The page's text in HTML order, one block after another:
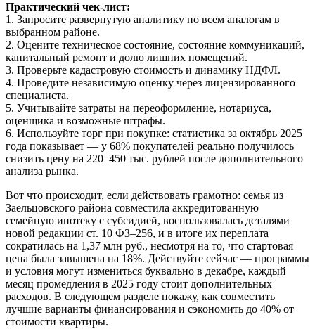
Практический чек-лист:
1. Запросите развернутую аналитику по всем аналогам в
выбранном районе.
2. Оцените техническое состояние, состояние коммуникаций,
капитальный ремонт и долю лишних помещений.
3. Проверьте кадастровую стоимость и динамику НДФЛ.
4. Проведите независимую оценку через лицензированного
специалиста.
5. Учитывайте затраты на переоформление, нотариуса,
оценщика и возможные штрафы.
6. Используйте торг при покупке: статистика за октябрь 2025
года показывает — у 68% покупателей реально получилось
снизить цену на 220–450 тыс. рублей после дополнительного
анализа рынка.
Вот что происходит, если действовать грамотно: семья из
Заельцовского района совместила аккредитованную
семейную ипотеку с субсидией, воспользовалась деталями
новой редакции ст. 10 ФЗ–256, и в итоге их переплата
сократилась на 1,37 млн руб., несмотря на то, что стартовая
цена была завышена на 18%. Действуйте сейчас — программы
и условия могут измениться буквально в декабре, каждый
месяц промедления в 2025 году стоит дополнительных
расходов. В следующем разделе покажу, как совместить
лучшие варианты финансирования и сэкономить до 40% от
стоимости квартиры.